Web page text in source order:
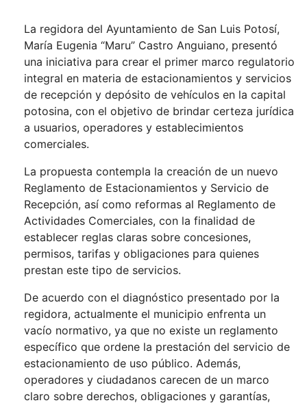
La regidora del Ayuntamiento de San Luis Potosí,
María Eugenia “Maru” Castro Anguiano, presentó
una iniciativa para crear el primer marco regulatorio
integral en materia de estacionamientos y servicios
de recepción y depósito de vehículos en la capital
potosina, con el objetivo de brindar certeza jurídica
a usuarios, operadores y establecimientos
comerciales.
La propuesta contempla la creación de un nuevo
Reglamento de Estacionamientos y Servicio de
Recepción, así como reformas al Reglamento de
Actividades Comerciales, con la finalidad de
establecer reglas claras sobre concesiones,
permisos, tarifas y obligaciones para quienes
prestan este tipo de servicios.
De acuerdo con el diagnóstico presentado por la
regidora, actualmente el municipio enfrenta un
vacío normativo, ya que no existe un reglamento
específico que ordene la prestación del servicio de
estacionamiento de uso público. Además,
operadores y ciudadanos carecen de un marco
claro sobre derechos, obligaciones y garantías,